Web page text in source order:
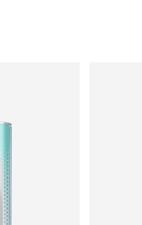
estimée
estimée